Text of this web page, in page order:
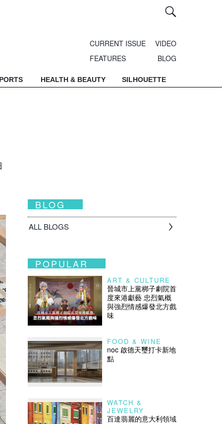
CURRENT ISSUE
VIDEO
FEATURES
BLOG
HEALTH & BEAUTY SILHOUETTE
BLOG
ALL BLOGS
POPULAR
ART & CULTURE
晉城市上黨梆子劇院首
度來港獻藝 忠烈氣概
與強烈情感爆發北方戲
味
FOOD & WINE
noc 啟德天璽打卡新地
點
WATCH &
JEWELRY
百達翡麗的意大利領域